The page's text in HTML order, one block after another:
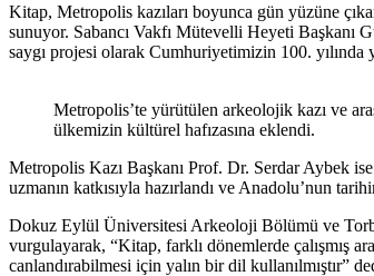
Kitap, Metropolis kazıları boyunca gün yüzüne
sunuyor. Sabancı Vakfı Mütevelli Heyeti Başkanı
saygı projesi olarak Cumhuriyetimizin 100. yılında
Metropolis’te yürütülen arkeolojik kazı ve
ülkemizin kültürel hafızasına eklendi.
Metropolis Kazı Başkanı Prof. Dr. Serdar Aybek
uzmanın katkısıyla hazırlandı ve Anadolu’nun
Dokuz Eylül Üniversitesi Arkeoloji Bölümü ve
vurgulayarak, “Kitap, farklı dönemlerde çalışmış
canlandırabilmesi için yalın bir dil kullanılmıştır”